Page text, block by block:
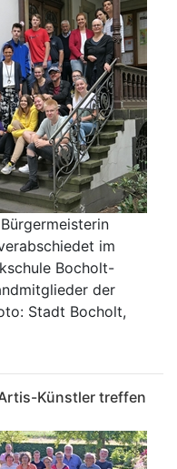
im
Bocholt-
der
Stadt Bocholt,
Künstler treffen